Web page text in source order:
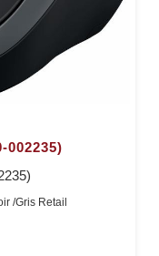
002235)
/Gris Retail